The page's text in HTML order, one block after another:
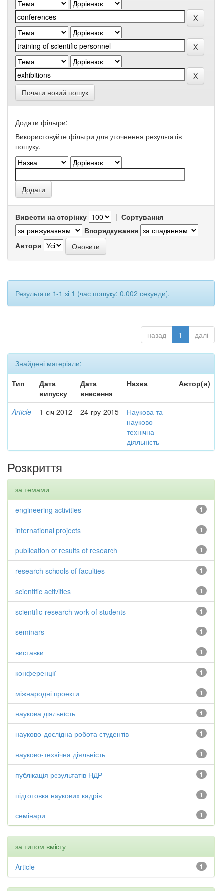
Почати новий пошук
Додати фільтри:
Використовуйте фільтри для уточнення результатів
пошуку.
Вивести на сторінку | Сортування
Впорядкування
Автори
Результати 1-1 зі 1 (час пошуку: 0.002 секунди).
назад 1 далі
Знайдені матеріали:
Тип
Дата
випуску
Дата
внесення
Назва Автор(и)
Article 1-січ-2012 24-гру-2015
Наукова та
науково-
технічна
діяльність
-
Розкриття
за темами
1
engineering activities
1
international projects
1
publication of results of research
1
research schools of faculties
1
scientific activities
1
scientific-research work of students
1
seminars
1
виставки
1
конференції
1
міжнародні проекти
1
наукова діяльність
1
науково-дослідна робота студентів
1
науково-технічна діяльність
1
публікація результатів НДР
1
підготовка наукових кадрів
1
семінари
за типом вмісту
1
Article